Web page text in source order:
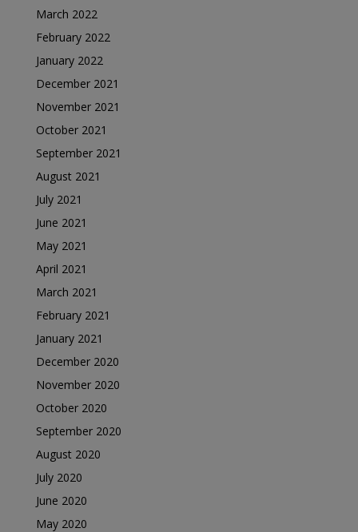
March 2022
February 2022
January 2022
December 2021
November 2021
October 2021
September 2021
August 2021
July 2021
June 2021
May 2021
April 2021
March 2021
February 2021
January 2021
December 2020
November 2020
October 2020
September 2020
August 2020
July 2020
June 2020
May 2020